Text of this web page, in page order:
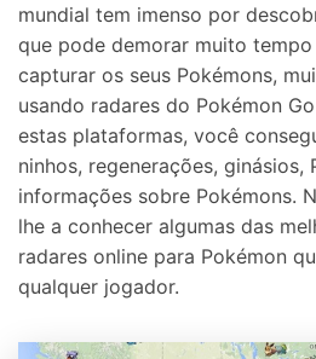
mundial tem imenso por
que pode demorar muito
capturar os seus Pokémons,
usando radares do Pokémon
estas plataformas, você
ninhos, regenerações, ginásios,
informações sobre Pokémons.
lhe a conhecer algumas das
radares online para Pokémon
qualquer jogador.